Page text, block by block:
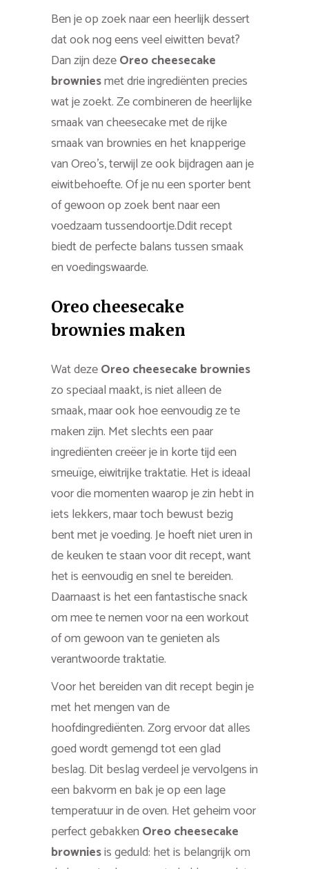
Ben je op zoek naar een heerlijk dessert
dat ook nog eens veel eiwitten bevat?
Dan zijn dezeOreo cheesecake
browniesmet drie ingrediënten precies
wat je zoekt. Ze combineren de heerlijke
smaak van cheesecake met de rijke
smaak van brownies en het knapperige
van Oreo’s, terwijl ze ook bijdragen aan je
eiwitbehoefte. Of je nu een sporter bent
of gewoon op zoek bent naar een
voedzaam tussendoortje.Ddit recept
biedt de perfecte balans tussen smaak
en voedingswaarde.
Oreo cheesecake
brownies maken
Wat dezeOreo cheesecake brownies
zo speciaal maakt, is niet alleen de
smaak, maar ook hoe eenvoudig ze te
maken zijn. Met slechts een paar
ingrediënten creëer je in korte tijd een
smeuïge, eiwitrijke traktatie. Het is ideaal
voor die momenten waarop je zin hebt in
iets lekkers, maar toch bewust bezig
bent met je voeding. Je hoeft niet uren in
de keuken te staan voor dit recept, want
het is eenvoudig en snel te bereiden.
Daarnaast is het een fantastische snack
om mee te nemen voor na een workout
of om gewoon van te genieten als
verantwoorde traktatie.
Voor het bereiden van dit recept begin je
met het mengen van de
hoofdingrediënten. Zorg ervoor dat alles
goed wordt gemengd tot een glad
beslag. Dit beslag verdeel je vervolgens in
een bakvorm en bak je op een lage
temperatuur in de oven. Het geheim voor
perfect gebakken Oreo cheesecake
browniesis geduld: het is belangrijk om